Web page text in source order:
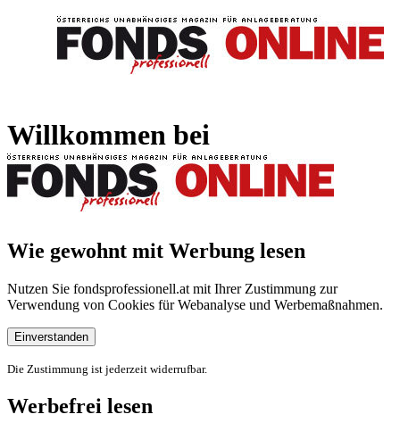
Willkommen bei
Wie gewohnt mit Werbung lesen
Nutzen Sie fondsprofessionell.at mit Ihrer Zustimmung zur
Verwendung von Cookies für Webanalyse und Werbemaßnahmen.
Einverstanden
Die Zustimmung ist jederzeit widerrufbar.
Werbefrei lesen